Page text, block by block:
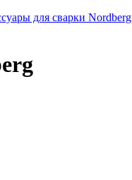
для сварки Nordberg